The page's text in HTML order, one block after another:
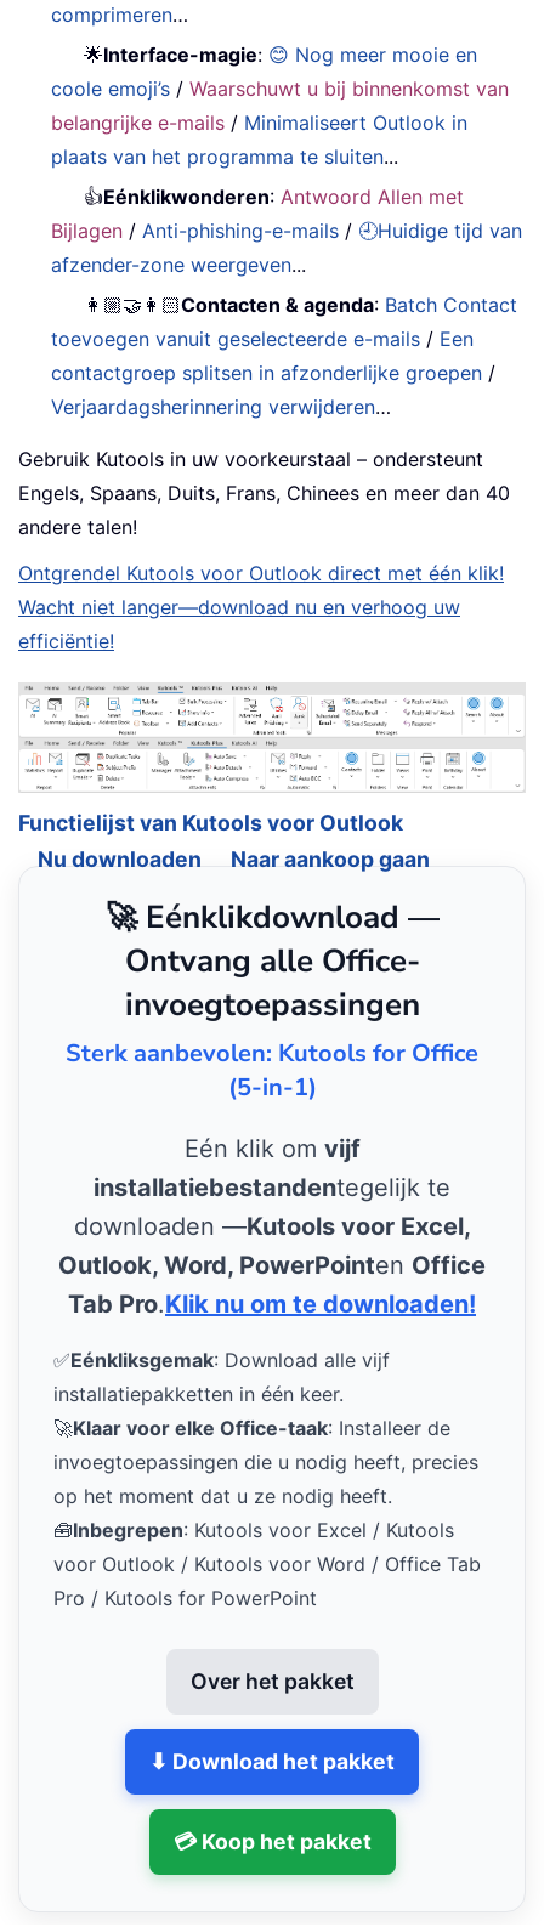
comprimeren…
🌟Interface-magie: 😊 Nog meer mooie en
coole emoji’s /Waarschuwt u bij binnenkomst van
belangrijke e-mails / Minimaliseert Outlook in
plaats van het programma te sluiten...
👍Eénklikwonderen: Antwoord Allen met
Bijlagen / Anti-phishing-e-mails / 🕘Huidige tijd van
afzender-zone weergeven...
👩🏼‍🤝‍👩🏻Contacten & agenda: Batch Contact
toevoegen vanuit geselecteerde e-mails / Een
contactgroep splitsen in afzonderlijke groepen /
Verjaardagsherinnering verwijderen…
Gebruik Kutools in uw voorkeurstaal – ondersteunt
Engels, Spaans, Duits, Frans, Chinees en meer dan 40
andere talen!
Ontgrendel Kutools voor Outlook direct met één klik!
Wacht niet langer—download nu en verhoog uw
efficiëntie!
Functielijst van Kutools voor Outlook
Nu downloaden
Naar aankoop gaan
🚀 Eénklikdownload —
Ontvang alle Office-
invoegtoepassingen
Sterk aanbevolen: Kutools for Office
(5-in-1)
Eén klik om vijf
installatiebestandentegelijk te
downloaden —Kutools voor Excel,
Outlook, Word, PowerPointen Office
Tab Pro.Klik nu om te downloaden!
✅Eénkliksgemak: Download alle vijf
installatiepakketten in één keer.
🚀Klaar voor elke Office-taak: Installeer de
invoegtoepassingen die u nodig heeft, precies
op het moment dat u ze nodig heeft.
🧰Inbegrepen: Kutools voor Excel / Kutools
voor Outlook / Kutools voor Word / Office Tab
Pro / Kutools for PowerPoint
Over het pakket
⬇ Download het pakket
💳 Koop het pakket